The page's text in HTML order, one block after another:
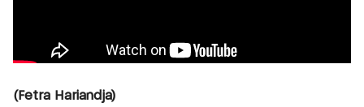
(Fetra Hariandja)